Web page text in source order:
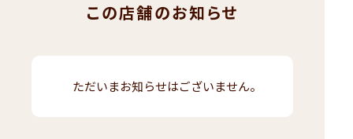
この店舗のお知らせ
ただいまお知らせはございません。